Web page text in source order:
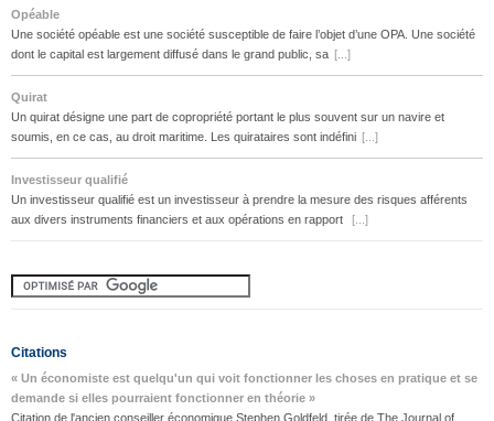
Opéable
Une société opéable est une société susceptible de faire l’objet d’une OPA. Une société
dont le capital est largement diffusé dans le grand public, sa [...]
Quirat
Un quirat désigne une part de copropriété portant le plus souvent sur un navire et
soumis, en ce cas, au droit maritime. Les quirataires sont indéfini [...]
Investisseur qualifié
Un investisseur qualifié est un investisseur à prendre la mesure des risques afférents
aux divers instruments financiers et aux opérations en rapport
[...]
Citations
« Un économiste est quelqu'un qui voit fonctionner les choses en pratique et se
demande si elles pourraient fonctionner en théorie »
Citation de l'ancien conseiller économique Stephen Goldfeld, tirée de The Journal of